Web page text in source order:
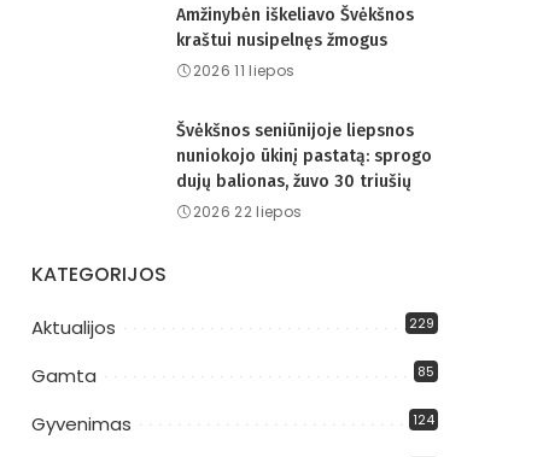
Amžinybėn iškeliavo Švėkšnos
kraštui nusipelnęs žmogus
2026 11 liepos
Švėkšnos seniūnijoje liepsnos
nuniokojo ūkinį pastatą: sprogo
dujų balionas, žuvo 30 triušių
2026 22 liepos
KATEGORIJOS
Aktualijos 229
Gamta 85
Gyvenimas 124